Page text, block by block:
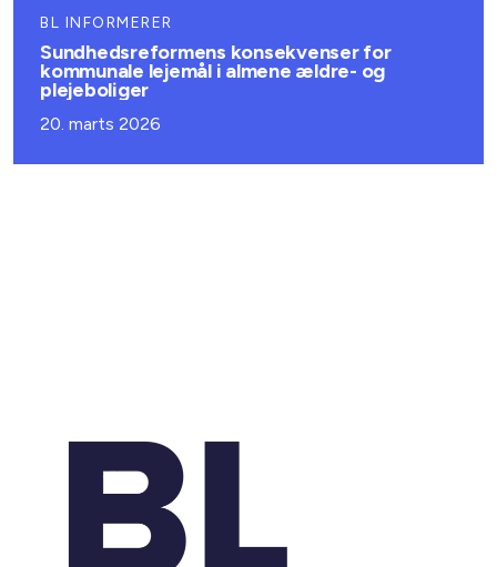
BL INFORMERER
Sundhedsreformens konsekvenser for
kommunale lejemål i almene ældre- og
plejeboliger
20. marts 2026